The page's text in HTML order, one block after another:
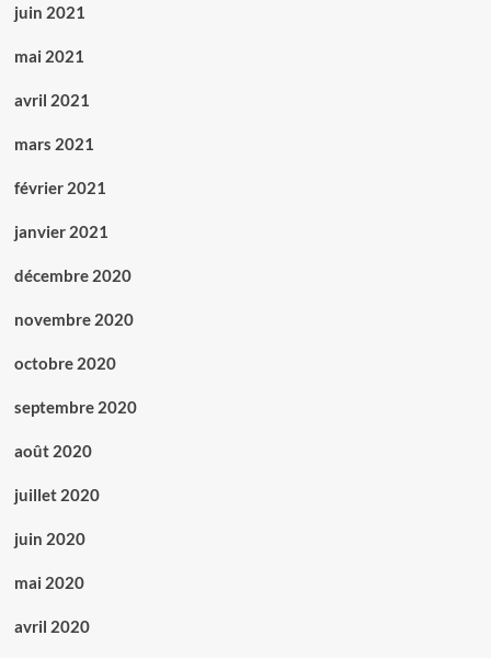
juin 2021
mai 2021
avril 2021
mars 2021
février 2021
janvier 2021
décembre 2020
novembre 2020
octobre 2020
septembre 2020
août 2020
juillet 2020
juin 2020
mai 2020
avril 2020